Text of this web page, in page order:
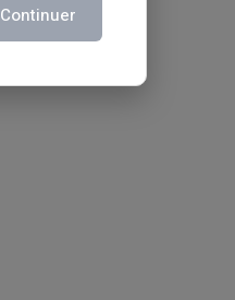
Continuer